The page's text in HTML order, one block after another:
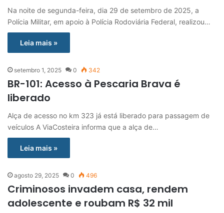
Na noite de segunda-feira, dia 29 de setembro de 2025, a
Polícia Militar, em apoio à Polícia Rodoviária Federal, realizou…
Leia mais »
setembro 1, 2025 0 342
BR-101: Acesso à Pescaria Brava é
liberado
Alça de acesso no km 323 já está liberado para passagem de
veículos A ViaCosteira informa que a alça de…
Leia mais »
agosto 29, 2025 0 496
Criminosos invadem casa, rendem
adolescente e roubam R$ 32 mil